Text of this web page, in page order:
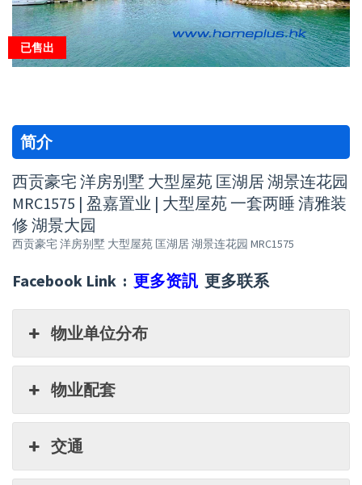
已售出
简介
西贡豪宅 洋房别墅 大型屋苑 匡湖居 湖景连花园
MRC1575 | 盈嘉置业 | 大型屋苑 一套两睡 清雅装
修 湖景大园
西贡豪宅 洋房别墅 大型屋苑 匡湖居 湖景连花园 MRC1575
Facebook Link : 更多资訉更多联系
物业单位分布
物业配套
交通